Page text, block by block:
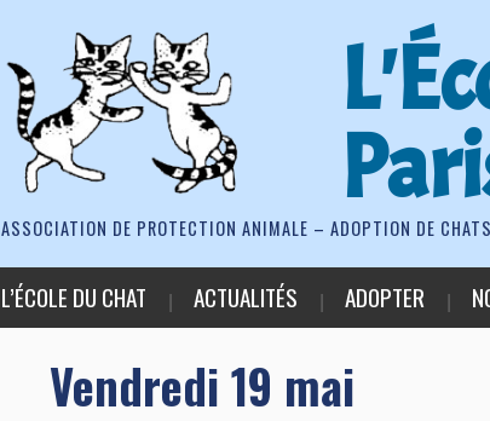
ASSOCIATION DE PROTECTION ANIMALE – ADOPTION DE
L’ÉCOLE DU CHAT ACTUALITÉS ADOPTER
Vendredi 19 mai